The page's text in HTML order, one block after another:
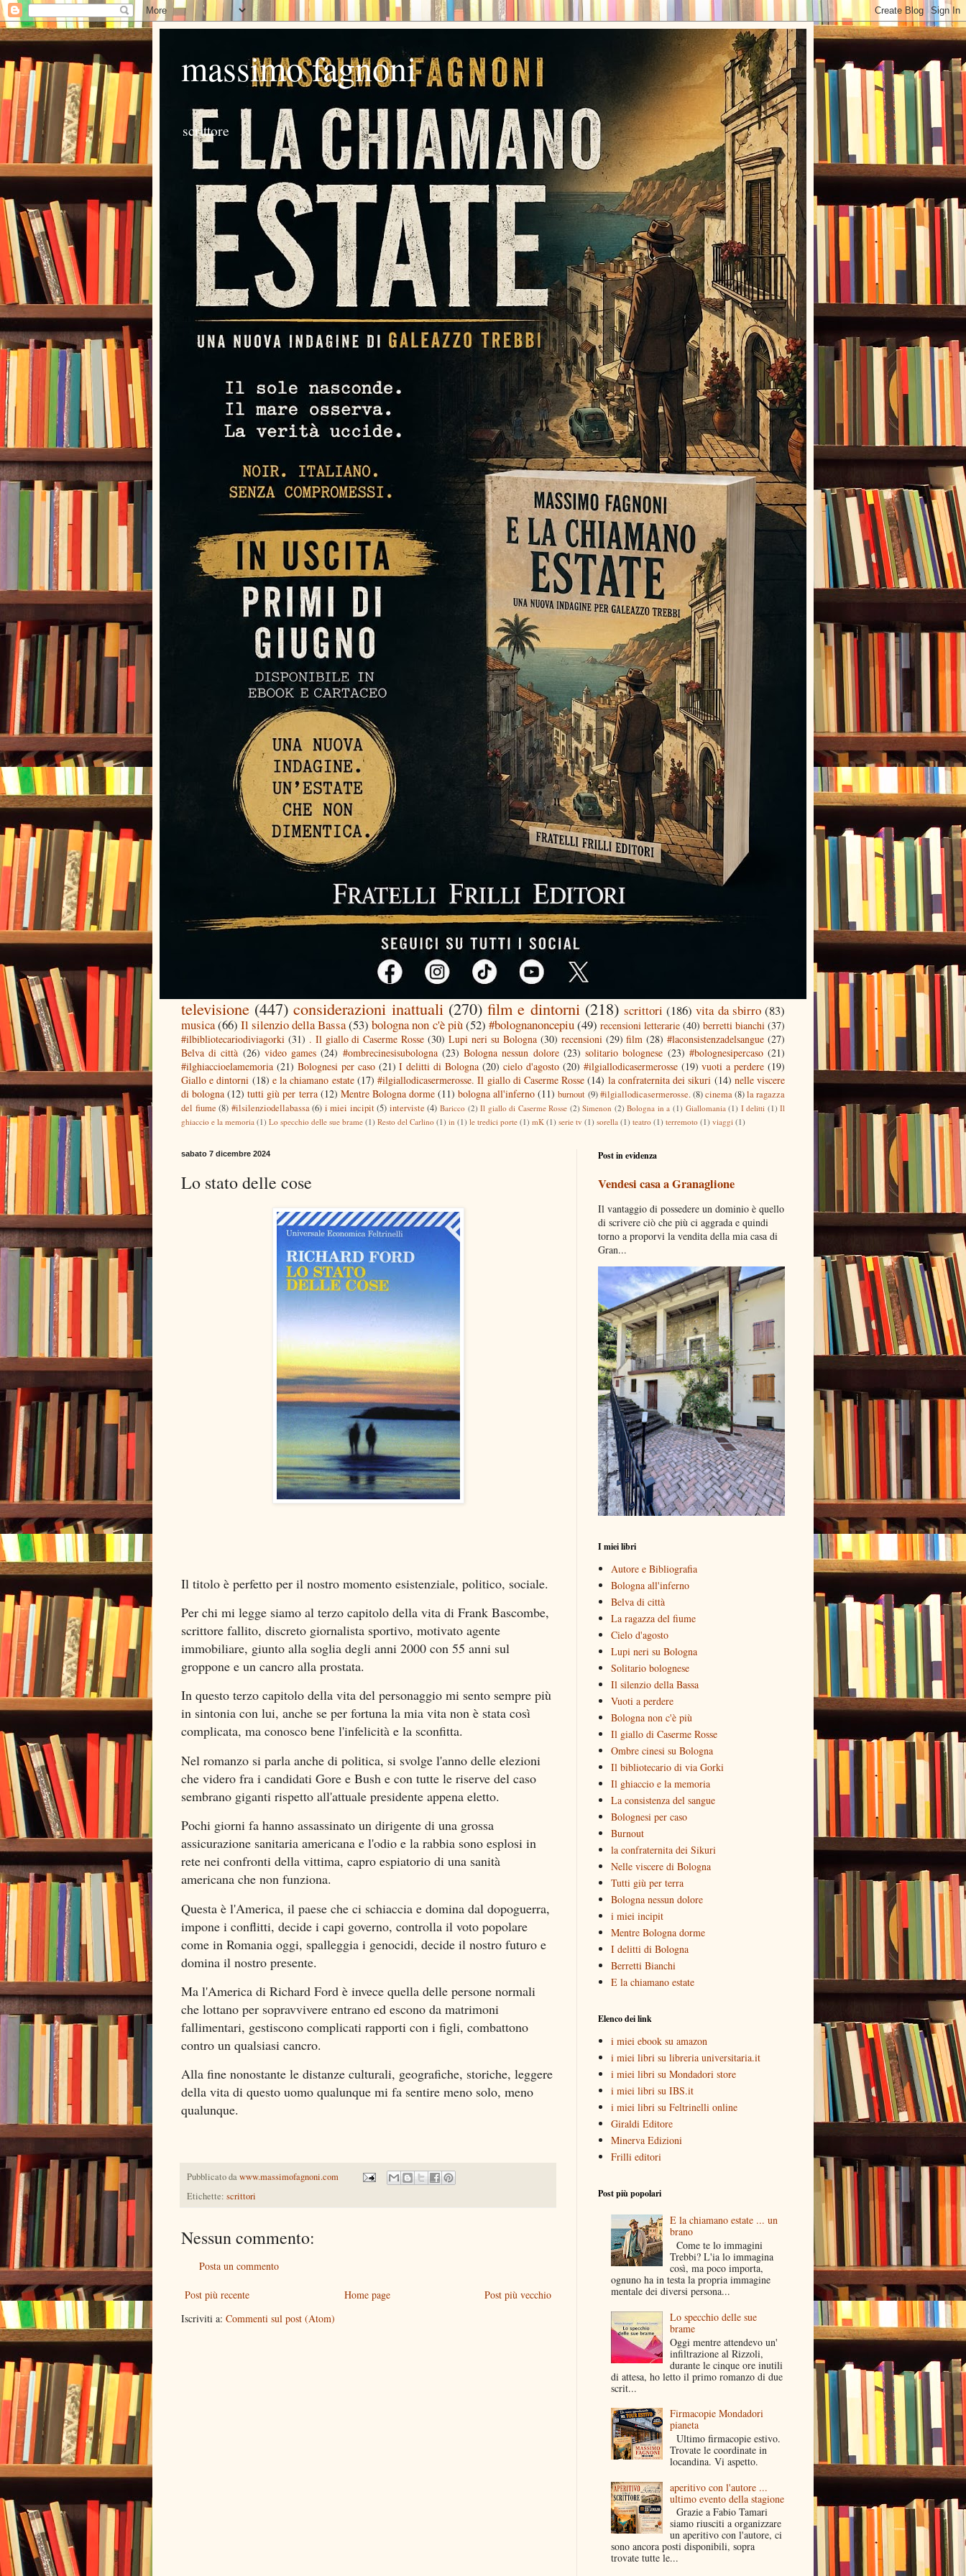
massimo fagnoni
scrittore
televisione (447) considerazioni inattuali (270) film e dintorni (218) scrittori (186) vita da sbirro (83)
musica(66) Il silenzio della Bassa(53) bologna non c'è più(52) #bolognanoncepiu(49) recensioni letterarie (40) berretti bianchi (37)
#ilbibliotecariodiviagorki (31) . Il giallo di Caserme Rosse (30) Lupi neri su Bologna (30) recensioni (29) film (28) #laconsistenzadelsangue (27)
Belva di città (26) video games (24) #ombrecinesisubologna (23) Bologna nessun dolore (23) solitario bolognese (23) #bolognesipercaso (21)
#ilghiaccioelamemoria (21) Bolognesi per caso (21) I delitti di Bologna (20) cielo d'agosto (20) #ilgiallodicasermerosse (19) vuoti a perdere (19)
Giallo e dintorni (18) e la chiamano estate (17) #ilgiallodicasermerosse. Il giallo di Caserme Rosse (14) la confraternita dei sikuri (14) nelle viscere
di bologna (12) tutti giù per terra (12) Mentre Bologna dorme (11) bologna all'inferno (11) burnout (9) #ilgiallodicasermerosse. (8)cinema(8)la ragazza
del fiume (8) #ilsilenziodellabassa (6) i miei incipit (5) interviste (4) Baricco (2) Il giallo di Caserme Rosse (2) Simenon (2) Bologna in a (1) Giallomania (1) I delitti (1) Il
ghiaccio e la memoria (1) Lo specchio delle sue brame (1) Resto del Carlino (1) in (1) le tredici porte (1) mK (1) serie tv (1) sorella (1) teatro (1) terremoto (1) viaggi (1)
sabato 7 dicembre 2024
Lo stato delle cose
Il titolo è perfetto per il nostro momento esistenziale, politico, sociale.
Per chi mi legge siamo al terzo capitolo della vita di Frank Bascombe,
scrittore fallito, discreto giornalista sportivo, motivato agente
immobiliare, giunto alla soglia degli anni 2000 con 55 anni sul
groppone e un cancro alla prostata.
In questo terzo capitolo della vita del personaggio mi sento sempre più
in sintonia con lui, anche se per fortuna la mia vita non è stata così
complicata, ma conosco bene l'infelicità e la sconfitta.
Nel romanzo si parla anche di politica, si svolge l'anno delle elezioni
che videro fra i candidati Gore e Bush e con tutte le riserve del caso
sembrano giganti rispetto all'attuale presidente appena eletto.
Pochi giorni fa hanno assassinato un dirigente di una grossa
assicurazione sanitaria americana e l'odio e la rabbia sono esplosi in
rete nei confronti della vittima, capro espiatorio di una sanità
americana che non funziona.
Questa è l'America, il paese che ci schiaccia e domina dal dopoguerra,
impone i conflitti, decide i capi governo, controlla il voto popolare
come in Romania oggi, spalleggia i genocidi, decide il nostro futuro e
domina il nostro presente.
Ma l'America di Richard Ford è invece quella delle persone normali
che lottano per sopravvivere entrano ed escono da matrimoni
fallimentari, gestiscono complicati rapporti con i figli, combattono
contro un qualsiasi cancro.
Alla fine nonostante le distanze culturali, geografiche, storiche, leggere
della vita di questo uomo qualunque mi fa sentire meno solo, meno
qualunque.
Pubblicato dawww.massimofagnoni.com
Etichette: scrittori
Nessun commento:
Posta un commento
Post più recente Post più vecchio
Home page
Iscriviti a: Commenti sul post (Atom)
Post in evidenza
Vendesi casa a Granaglione
Il vantaggio di possedere un dominio è quello
di scrivere ciò che più ci aggrada e quindi
torno a proporvi la vendita della mia casa di
Gran...
I miei libri
Autore e Bibliografia
Bologna all'inferno
Belva di città
La ragazza del fiume
Cielo d'agosto
Lupi neri su Bologna
Solitario bolognese
Il silenzio della Bassa
Vuoti a perdere
Bologna non c'è più
Il giallo di Caserme Rosse
Ombre cinesi su Bologna
Il bibliotecario di via Gorki
Il ghiaccio e la memoria
La consistenza del sangue
Bolognesi per caso
Burnout
la confraternita dei Sikuri
Nelle viscere di Bologna
Tutti giù per terra
Bologna nessun dolore
i miei incipit
Mentre Bologna dorme
I delitti di Bologna
Berretti Bianchi
E la chiamano estate
Elenco dei link
i miei ebook su amazon
i miei libri su libreria universitaria.it
i miei libri su Mondadori store
i miei libri su IBS.it
i miei libri su Feltrinelli online
Giraldi Editore
Minerva Edizioni
Frilli editori
Post più popolari
E la chiamano estate ... un
brano
Come te lo immagini
Trebbi? L'ia lo immagina
così, ma poco importa,
ognuno ha in testa la propria immagine
mentale dei diversi persona...
Lo specchio delle sue
brame
Oggi mentre attendevo un'
infiltrazione al Rizzoli,
durante le cinque ore inutili
di attesa, ho letto il primo romanzo di due
scrit...
Firmacopie Mondadori
pianeta
Ultimo firmacopie estivo.
Trovate le coordinate in
locandina. Vi aspetto.
aperitivo con l'autore ...
ultimo evento della stagione
Grazie a Fabio Tamari
siamo riusciti a organizzare
un aperitivo con l'autore, ci
sono ancora posti disponibili, sopra
trovate tutte le...